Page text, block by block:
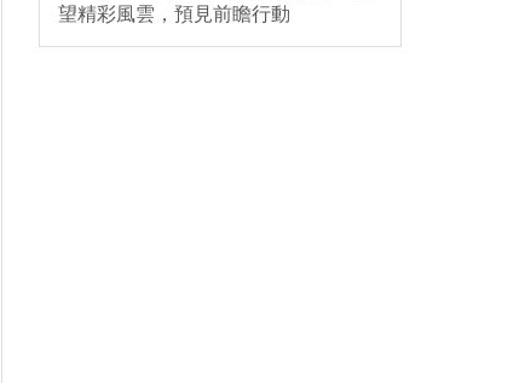
望精彩風雲，預見前瞻行動